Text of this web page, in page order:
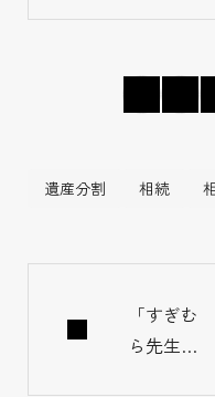
遺産分割 相続
「すぎむ
ら先生｜